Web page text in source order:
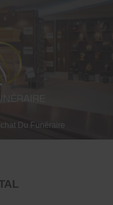
Du Funéraire